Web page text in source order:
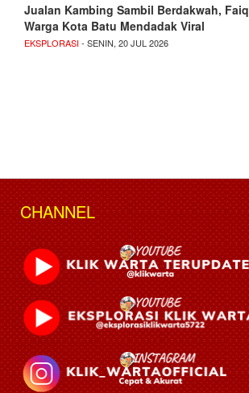
Jualan Kambing Sambil Berdakwah, Faiq
Warga Kota Batu Mendadak Viral
EKSPLORASI- SENIN, 20 JUL 2026
CHANNEL